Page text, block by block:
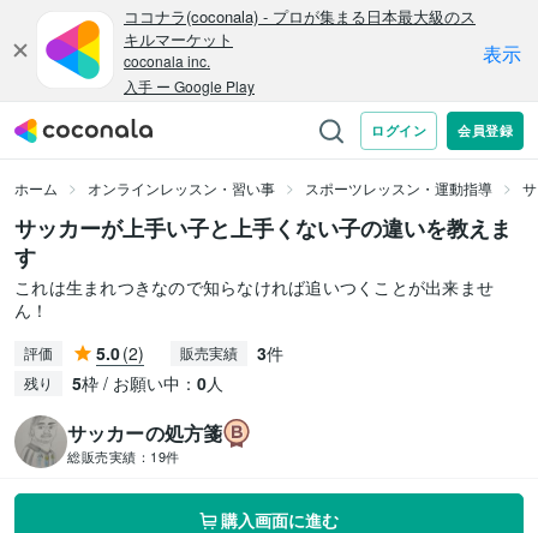
ホーム オンラインレッスン・習い事 スポーツレッスン・運動指導
サッカーが上手い子と上手くない子の違いを教えま
す
これは生まれつきなので知らなければ追いつくことが出来ませ
ん！
評価 5.0(2) 販売実績 3件
残り 5枠 / お願い中： 0人
サッカーの処方箋
総販売実績： 19件
購入画面に進む